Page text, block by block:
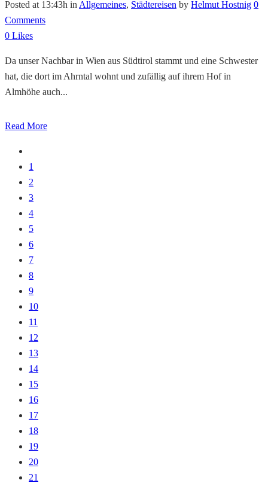
Posted at 13:43h in Allgemeines, Städtereisen by Helmut Hostnig 0
Comments
0 Likes
Da unser Nachbar in Wien aus Südtirol stammt und eine Schwester
hat, die dort im Ahrntal wohnt und zufällig auf ihrem Hof in
Almhöhe auch...
Read More
1
2
3
4
5
6
7
8
9
10
11
12
13
14
15
16
17
18
19
20
21